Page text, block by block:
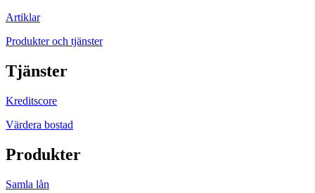
Artiklar
Produkter och tjänster
Tjänster
Kreditscore
Värdera bostad
Produkter
Samla lån